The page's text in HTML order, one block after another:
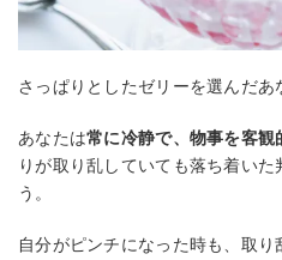
さっぱりとしたゼリーを選んだあ
あなたは常に冷静で、物事を客観
りが取り乱していても落ち着い
う。
自分がピンチになった時も、取